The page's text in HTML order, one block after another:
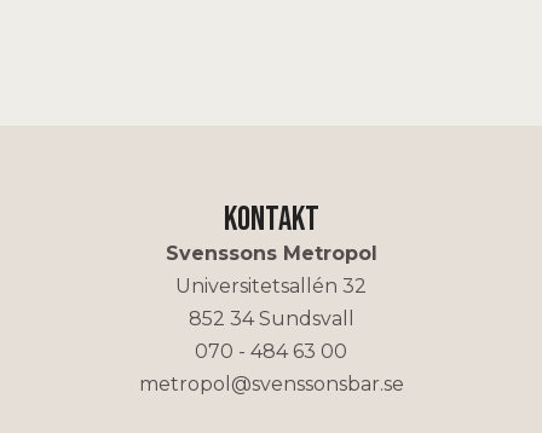
Kontakt
Svenssons Metropol
Universitetsallén 32
852 34 Sundsvall
070 - 484 63 00
metropol@svenssonsbar.se